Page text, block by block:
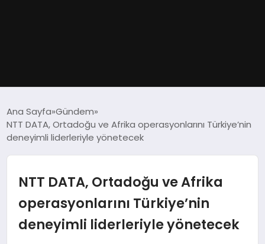
DÜNYA
MAGAZIN
Ana Sayfa Gündem
NTT DATA, Ortadoğu ve Afrika operasyonlarını Türkiye’nin
deneyimli liderleriyle yönetecek
NTT DATA, Ortadoğu ve Afrika
operasyonlarını Türkiye’nin
deneyimli liderleriyle yönetecek